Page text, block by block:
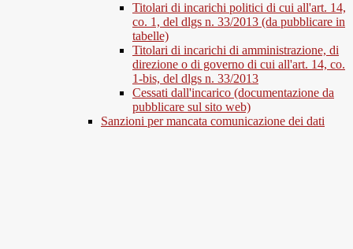
Titolari di incarichi politici di cui all'art. 14,
co. 1, del dlgs n. 33/2013 (da pubblicare in
tabelle)
Titolari di incarichi di amministrazione, di
direzione o di governo di cui all'art. 14, co.
1-bis, del dlgs n. 33/2013
Cessati dall'incarico (documentazione da
pubblicare sul sito web)
Sanzioni per mancata comunicazione dei dati